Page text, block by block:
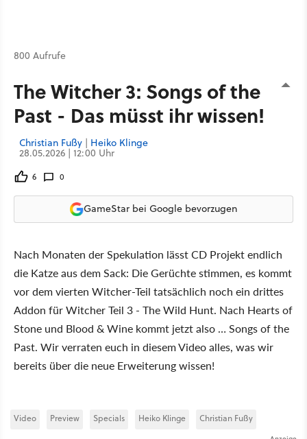
800 Aufrufe
The Witcher 3: Songs of the
Past - Das müsst ihr wissen!
Christian Fußy | Heiko Klinge
28.05.2026 | 12:00 Uhr
6 0
GameStar bei Google bevorzugen
Nach Monaten der Spekulation lässt CD Projekt endlich
die Katze aus dem Sack: Die Gerüchte stimmen, es kommt
vor dem vierten Witcher-Teil tatsächlich noch ein drittes
Addon für Witcher Teil 3 - The Wild Hunt. Nach Hearts of
Stone und Blood & Wine kommt jetzt also … Songs of the
Past. Wir verraten euch in diesem Video alles, was wir
bereits über die neue Erweiterung wissen!
Video Preview Specials Heiko Klinge Christian Fußy